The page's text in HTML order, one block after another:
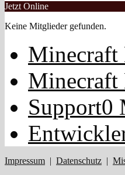
Jetzt Online
Keine Mitglieder gefunden.
Minecraft
Minecraft
Support0
Impressum | Datenschutz |